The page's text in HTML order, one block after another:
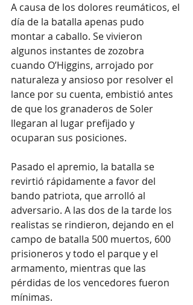
A causa de los dolores reumáticos, el
día de la batalla apenas pudo
montar a caballo. Se vivieron
algunos instantes de zozobra
cuando O’Higgins, arrojado por
naturaleza y ansioso por resolver el
lance por su cuenta, embistió antes
de que los granaderos de Soler
llegaran al lugar prefijado y
ocuparan sus posiciones.
Pasado el apremio, la batalla se
revirtió rápidamente a favor del
bando patriota, que arrolló al
adversario. A las dos de la tarde los
realistas se rindieron, dejando en el
campo de batalla 500 muertos, 600
prisioneros y todo el parque y el
armamento, mientras que las
pérdidas de los vencedores fueron
mínimas.